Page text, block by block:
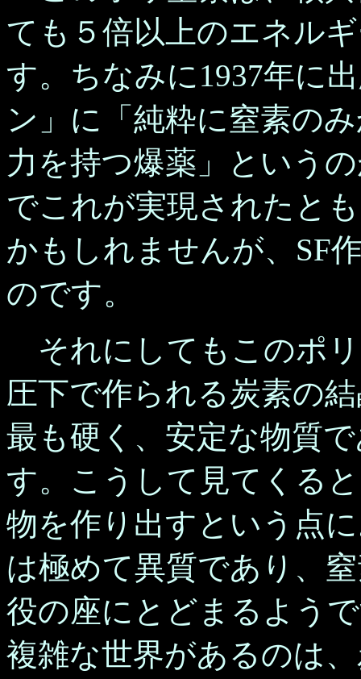
ても５倍以上のエネル
す。ちなみに1937年に
ン」に「純粋に窒素の
力を持つ爆薬」という
でこれが実現されたと
かもしれませんが、SF
のです。
それにしてもこのポ
圧下で作られる炭素の
最も硬く、安定な物質
す。こうして見てくる
物を作り出すという点
は極めて異質であり、
役の座にとどまるよう
複雑な世界があるのは